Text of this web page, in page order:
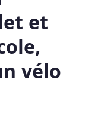
et
vélo